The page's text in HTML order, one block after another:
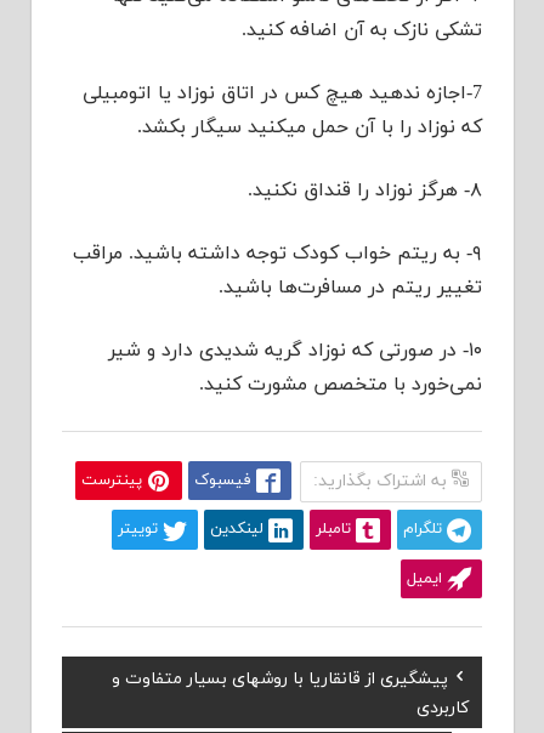
تشکی نازک به آن اضافه کنید.
7-اجازه ندهید هیچ کس در اتاق نوزاد یا اتومبیلی
که نوزاد را با آن حمل میکنید سیگار بکشد.
۸- هرگز نوزاد را قنداق نکنید.
۹- به ریتم خواب کودک توجه داشته باشید. مراقب
تغییر ریتم در مسافرت‌ها باشید.
۱۰- در صورتی که نوزاد گریه شدیدی دارد و شیر
نمی‌خورد با متخصص مشورت کنید.
به اشتراک بگذارید: فیسبوک پینترست
تلگرام تامبلر لینکدین توییتر
ایمیل
راهبری
Previous
Post:
پیشگیری از قانقاریا با روشهای بسیار متفاوت و
کاربردی